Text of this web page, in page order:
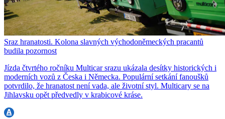
Sraz hranatosti. Kolona slavných východoněmeckých pracantů
budila pozornost
Jízda čtvrtého ročníku Multicar srazu ukázala desítky historických i
moderních vozů z Česka i Německa. Populární setkání fanoušků
potvrdilo, že hranatost není vada, ale životní styl. Multicary se na
Jihlavsku opět předvedly v krabicové kráse.